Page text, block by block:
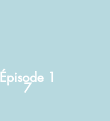
Épisode 1
7